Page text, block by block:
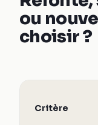
ou
choisir ?
Critère